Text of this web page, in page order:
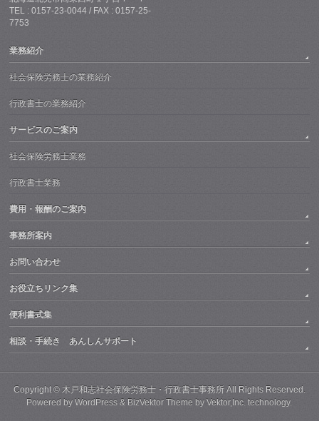
TEL : 0157-23-0044 / FAX : 0157-25-
7753
業務紹介
社会保険労務士の業務紹介
行政書士の業務紹介
サービスのご案内
社会保険労務士業務
行政書士業務
費用・報酬のご案内
事務所案内
お問い合わせ
お役立ちリンク集
便利書式集
相談・手続き あんしんサポート
Copyright © 木戸和志社会保険労務士・行政書士事務所All Rights Reserved.
Powered byWordPress & BizVektor Theme byVektor,Inc. technology.